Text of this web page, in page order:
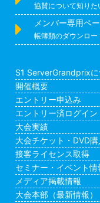
協賛について知りた
メンバー専用ペ
帳簿類のダウンロー
S1 ServerGrandprixに
開催概要
エントリー申込み
エントリー済ログイン
大会実績
大会チケット・DVD購
接客ライセンス取得
セミナー・イベント情
メディア掲載情報
大会本部（最新情報）